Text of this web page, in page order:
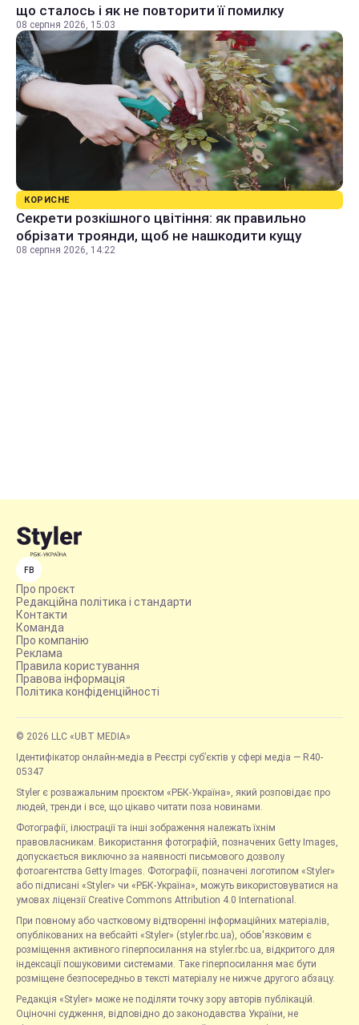
що сталось і як не повторити її помилку
08 серпня 2026, 15:03
КОРИСНЕ
Секрети розкішного цвітіння: як правильно
обрізати троянди, щоб не нашкодити кущу
08 серпня 2026, 14:22
FB
Про проєкт
Редакційна політика і стандарти
Контакти
Команда
Про компанію
Реклама
Правила користування
Правова інформація
Політика конфіденційності
© 2026 LLC «UBT MEDIA»
Ідентифікатор онлайн-медіа в Реєстрі суб’єктів у сфері медіа — R40-
05347
Styler є розважальним проєктом «РБК-Україна», який розповідає про
людей, тренди і все, що цікаво читати поза новинами.
Фотографії, ілюстрації та інші зображення належать їхнім
правовласникам. Використання фотографій, позначених Getty Images,
допускається виключно за наявності письмового дозволу
фотоагентства Getty Images. Фотографії, позначені логотипом «Styler»
або підписані «Styler» чи «РБК-Україна», можуть використовуватися на
умовах ліцензії Creative Commons Attribution 4.0 International.
При повному або частковому відтворенні інформаційних матеріалів,
опублікованих на вебсайті «Styler» (styler.rbc.ua), обов'язковим є
розміщення активного гіперпосилання на styler.rbc.ua, відкритого для
індексації пошуковими системами. Таке гіперпосилання має бути
розміщене безпосередньо в тексті матеріалу не нижче другого абзацу.
Редакція «Styler» може не поділяти точку зору авторів публікацій.
Оціночні судження, відповідно до законодавства України, не